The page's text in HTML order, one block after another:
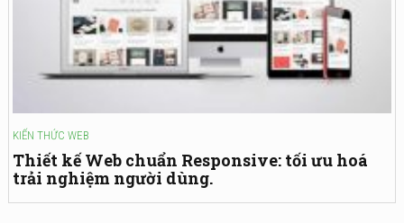
KIẾN THỨC WEB
Thiết kế Web chuẩn Responsive: tối ưu hoá
trải nghiệm người dùng.